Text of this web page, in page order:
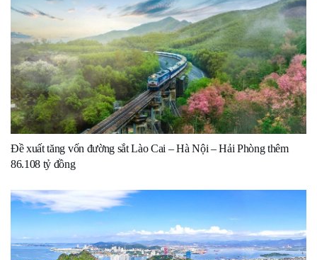
Đề xuất tăng vốn đường sắt Lào Cai – Hà Nội – Hải Phòng thêm
86.108 tỷ đồng